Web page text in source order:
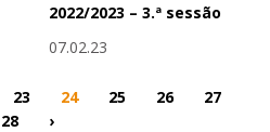
2022/2023 – 3.ª sessão
07.02.23
23 24 25 26
27
28
›